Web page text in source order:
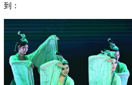
到：